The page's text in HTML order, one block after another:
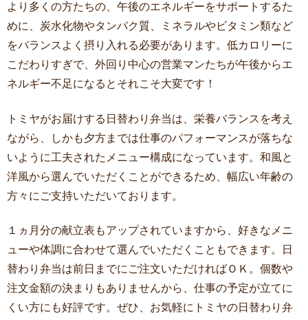
より多くの方たちの、午後のエネルギーをサポートするた
めに、炭水化物やタンパク質、ミネラルやビタミン類など
をバランスよく摂り入れる必要があります。低カロリーに
こだわりすぎで、外回り中心の営業マンたちが午後からエ
ネルギー不足になるとそれこそ大変です！
トミヤがお届けする日替わり弁当は、栄養バランスを考え
ながら、しかも夕方までは仕事のパフォーマンスが落ちな
いように工夫されたメニュー構成になっています。和風と
洋風から選んでいただくことができるため、幅広い年齢の
方々にご支持いただいております。
１ヵ月分の献立表もアップされていますから、好きなメニ
ューや体調に合わせて選んでいただくこともできます。日
替わり弁当は前日までにご注文いただければＯＫ。個数や
注文金額の決まりもありませんから、仕事の予定が立てに
くい方にも好評です。ぜひ、お気軽にトミヤの日替わり弁